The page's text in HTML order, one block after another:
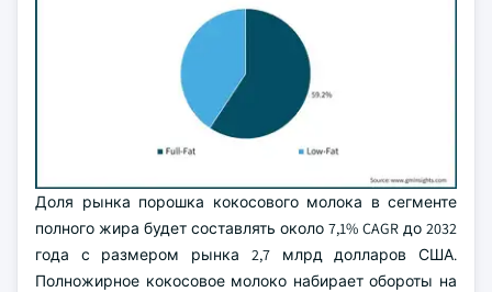
Доля рынка порошка кокосового молока в сегменте
полного жира будет составлять около 7,1% CAGR до 2032
года с размером рынка 2,7 млрд долларов США.
Полножирное кокосовое молоко набирает обороты на